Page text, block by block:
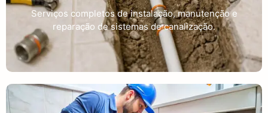
Serviços completos de instalação, manutenção e
reparação de sistemas de canalização.